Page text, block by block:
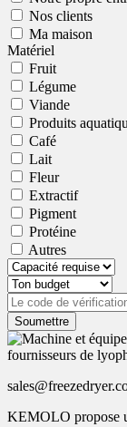
Nos clients
Ma maison
Matériel
Fruit
Légume
Viande
Produits
Café
Lait
Fleur
Extractif
Pigment
Protéine
Autres
Soumettre
KEMOLO propose